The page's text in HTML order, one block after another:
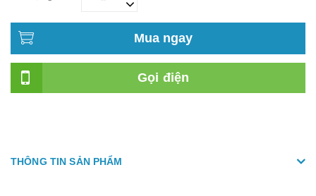
Mua ngay
Gọi điện
THÔNG TIN SẢN PHẨM